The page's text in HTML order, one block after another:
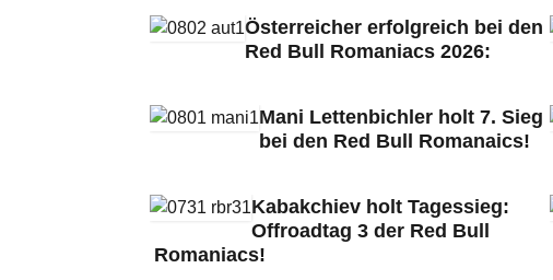
Österreicher erfolgreich bei den
Red Bull Romaniacs 2026:
Mani Lettenbichler holt 7. Sieg
bei den Red Bull Romanaics!
Kabakchiev holt Tagessieg:
Offroadtag 3 der Red Bull
Romaniacs!